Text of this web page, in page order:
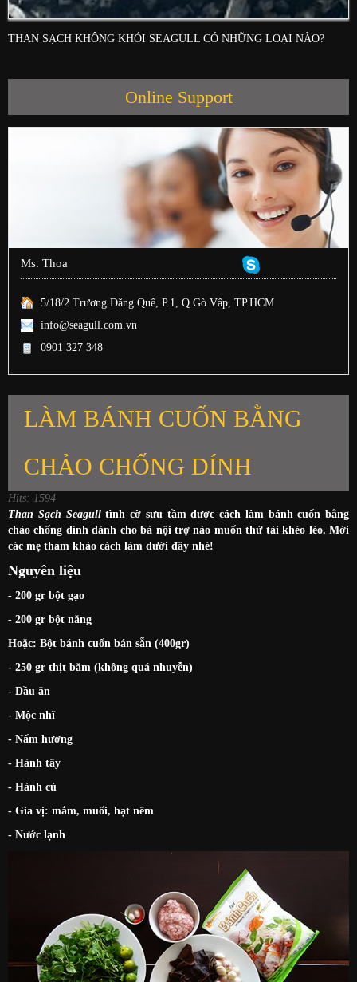
THAN SẠCH KHÔNG KHÓI SEAGULL CÓ NHỮNG LOẠI NÀO?
Online Support
Ms. Thoa
5/18/2 Trương Đăng Quế, P.1, Q.Gò Vấp, TP.HCM
info@seagull.com.vn
0901 327 348
LÀM BÁNH CUỐN BẰNG
CHẢO CHỐNG DÍNH
Hits: 1594
Than Sạch Seagulltình cờ sưu tầm được cách làm bánh cuốn bằng
chảo chống dính dành cho bà nội trợ nào muốn thử tài khéo léo. Mời
các mẹ tham khảo cách làm dưới đây nhé!
Nguyên liệu
- 200 gr bột gạo
- 200 gr bột năng
Hoặc: Bột bánh cuốn bán sẵn (400gr)
- 250 gr thịt băm (không quá nhuyễn)
- Dầu ăn
- Mộc nhĩ
- Nấm hương
- Hành tây
- Hành củ
- Gia vị: mắm, muối, hạt nêm
- Nước lạnh